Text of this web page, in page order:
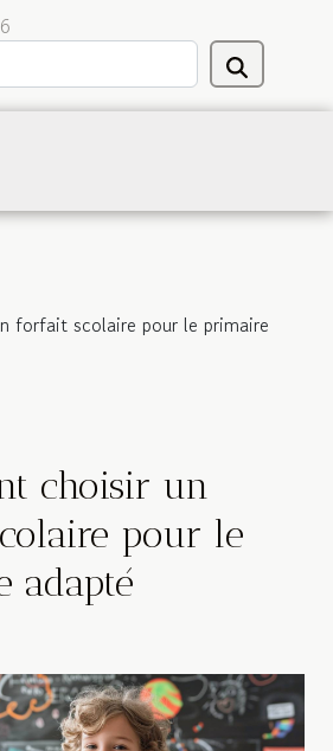
forfait scolaire pour le primaire
choisir un
pour le
adapté